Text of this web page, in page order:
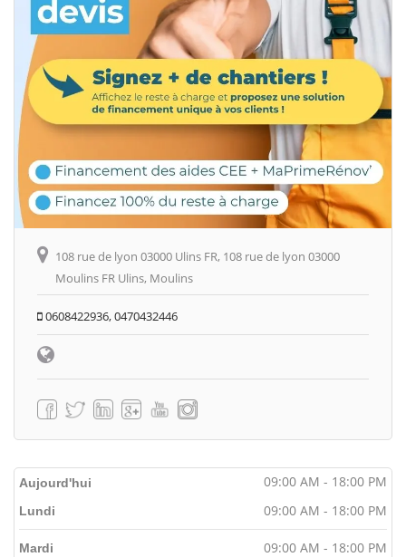
108 rue de lyon 03000 Ulins FR, 108 rue de lyon 03000
Moulins FR Ulins, Moulins
0608422936, 0470432446
Aujourd'hui 09:00 AM - 18:00 PM
Lundi 09:00 AM - 18:00 PM
Mardi 09:00 AM - 18:00 PM